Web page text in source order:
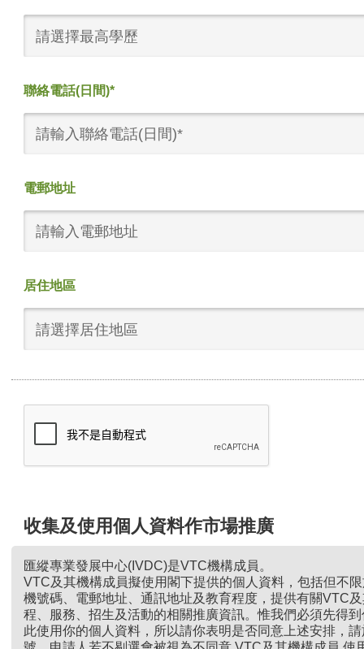
請選擇最高學歷
聯絡電話(日間)*
電郵地址
居住地區
請選擇居住地區
收集及使用個人資料作市場推廣
匯縱專業發展中心(IVDC)是VTC機構成員。
VTC及其機構成員擬使用閣下提供的個人資料，包括但不
機號碼、電郵地址、通訊地址及教育程度，提供有關VTC
程、服務、招生及活動的相關推廣資訊。惟我們必須先得
此使用你的個人資料，所以請你表明是否同意上述安排，